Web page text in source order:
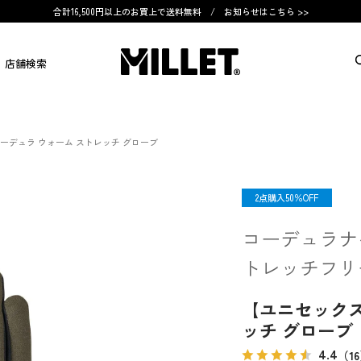
合計16,500円以上のお買上で送料無料 / お知らせはこちら >>
店舗検索
デュラ ウォーム ストレッチ グローブ
コーデュラ
トレッチフ
【ユニセッ
ッチ グローブ
4.4 （
OUTLET
2点購入50％OFF